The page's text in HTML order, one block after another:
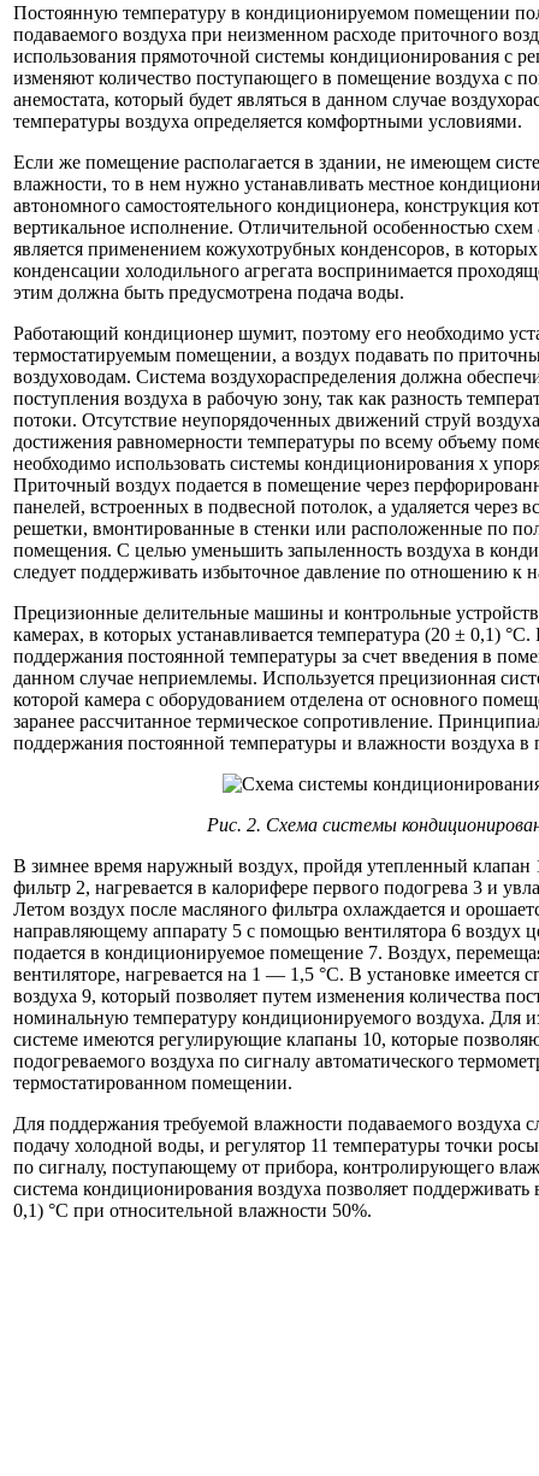
Постоянную температуру в кондиционируемом помещении
подаваемого воздуха при неизменном расходе приточного
использования прямоточной системы кондиционирования с
изменяют количество поступающего в помещение воздуха с
анемостата, который будет являться в данном случае
температуры воздуха определяется комфортными условиями.
Если же помещение располагается в здании, не имеющем
влажности, то в нем нужно устанавливать местное
автономного самостоятельного кондиционера, конструкция
вертикальное исполнение. Отличительной особенностью
является применением кожухотрубных конденсоров, в
конденсации холодильного агрегата воспринимается
этим должна быть предусмотрена подача воды.
Работающий кондиционер шумит, поэтому его необходимо
термостатируемым помещении, а воздух подавать по
воздуховодам. Система воздухораспределения должна
поступления воздуха в рабочую зону, так как разность
потоки. Отсутствие неупорядоченных движений струй
достижения равномерности температуры по всему объему
необходимо использовать системы кондиционирования х
Приточный воздух подается в помещение через
панелей, встроенных в подвесной потолок, а удаляется через
решетки, вмонтированные в стенки или расположенные по
помещения. С целью уменьшить запыленность воздуха в
следует поддерживать избыточное давление по отношению к
Прецизионные делительные машины и контрольные
камерах, в которых устанавливается температура (20 ± 0,1)
поддержания постоянной температуры за счет введения в
данном случае неприемлемы. Используется прецизионная
которой камера с оборудованием отделена от основного
заранее рассчитанное термическое сопротивление.
поддержания постоянной температуры и влажности воздуха
Рис. 2. Схема системы
В зимнее время наружный воздух, пройдя утепленный
фильтр 2, нагревается в калорифере первого подогрева 3 и
Летом воздух после масляного фильтра охлаждается и
направляющему аппарату 5 с помощью вентилятора 6 воздух
подается в кондиционируемое помещение 7. Воздух,
вентиляторе, нагревается на 1 — 1,5 °С. В установке имеется
воздуха 9, который позволяет путем изменения количества
номинальную температуру кондиционируемого воздуха. Для
системе имеются регулирующие клапаны 10, которые
подогреваемого воздуха по сигналу автоматического
термостатированном помещении.
Для поддержания требуемой влажности подаваемого воздуха
подачу холодной воды, и регулятор 11 температуры точки
по сигналу, поступающему от прибора, контролирующего
система кондиционирования воздуха позволяет
0,1) °С при относительной влажности 50%.